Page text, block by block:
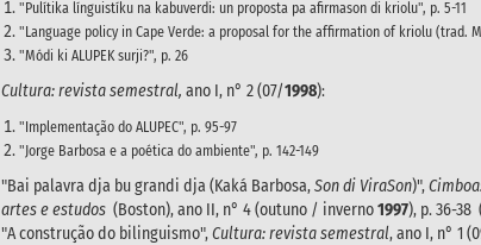
"Pulítika línguistíku na kabuverdi: un proposta pa afirmason di kriolu", p. 5-11
"Language policy in Cape Verde: a proposal for the affirmation of kriolu (trad.
"Módi ki ALUPEK surji?", p. 26
Cultura: revista semestral, ano I, n° 2 (07/1998):
"Implementação do ALUPEC", p. 95-97
"Jorge Barbosa e a poética do ambiente", p. 142-149
"Bai palavra dja bu grandi dja (Kaká Barbosa,Son di ViraSon)",
artes e estudos (Boston), ano II, n° 4 (outuno / inverno1997), p. 36-38
"A construção do bilinguismo",Cultura: revista semestral, ano I, n° 1